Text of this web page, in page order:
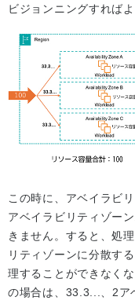
ビジョンニングすれば
この時に、アベイラビ
アベイラビリティゾー
きません。すると、処
リティゾーンに分散す
理することができなく
の場合は、33.3...、2ア